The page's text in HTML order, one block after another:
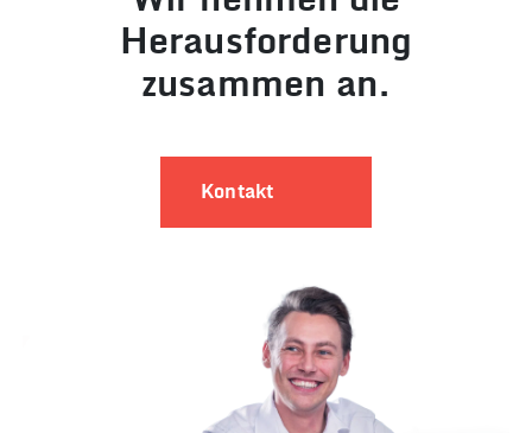
Herausforderung
zusammen an.
Kontakt